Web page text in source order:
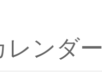
ンダー